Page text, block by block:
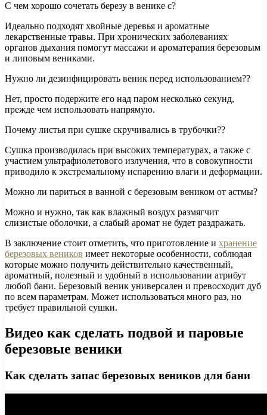
С чем хорошо сочетать березу в венике с?
Идеально подходят хвойные деревья и ароматные
лекарственные травы. При хронических заболеваниях
органов дыхания помогут массажи и ароматерапия березовым
и липовым вениками.
Нужно ли дезинфицировать веник перед использованием??
Нет, просто подержите его над паром несколько секунд,
прежде чем использовать напрямую.
Почему листья при сушке скручивались в трубочки??
Сушка производилась при высоких температурах, а также с
участием ультрафиолетового излучения, что в совокупности
приводило к экстремальному испарению влаги и деформации.
Можно ли париться в ванной с березовым веником от астмы?
Можно и нужно, так как влажный воздух размягчит
слизистые оболочки, а слабый аромат не будет раздражать.
В заключение стоит отметить, что приготовление и хранение
березовых веников имеет некоторые особенности, соблюдая
которые можно получить действительно качественный,
ароматный, полезный и удобный в использовании атрибут
любой бани. Березовый веник универсален и превосходит дуб
по всем параметрам. Может использоваться много раз, но
требует правильной сушки.
Видео как сделать подвой и паровые
березовые веники
Как сделать запас березовых веников для бани